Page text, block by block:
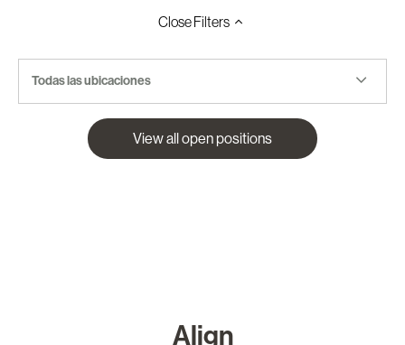
CloseFilters
Todas las ubicaciones
View all open positions
Align